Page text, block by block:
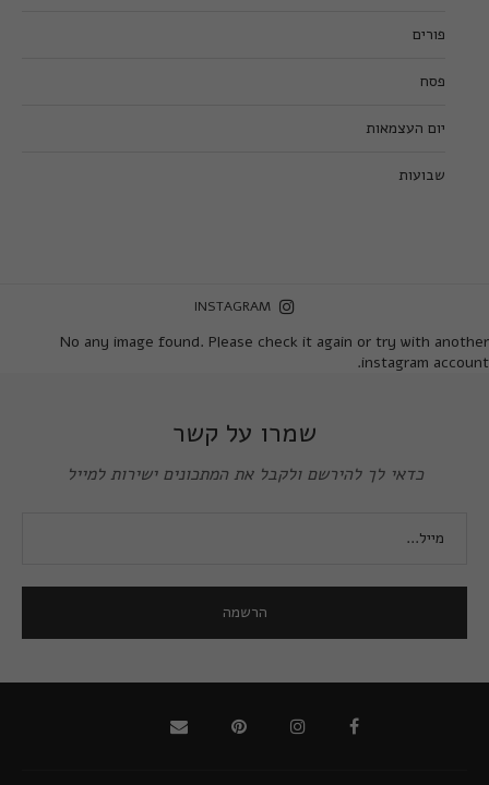
פורים
פסח
יום העצמאות
שבועות
INSTAGRAM
No any image found. Please check it again or try with another
instagram account.
שמרו על קשר
כדאי לך להירשם ולקבל את המתכונים ישירות למייל